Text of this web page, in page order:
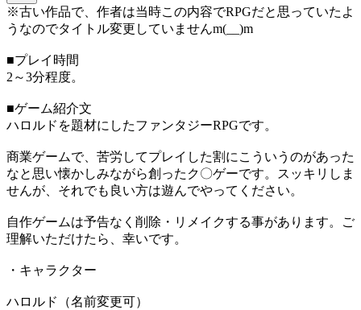
※古い作品で、作者は当時この内容でRPGだと思っていたよ
うなのでタイトル変更していませんm(__)m
■プレイ時間
2～3分程度。
■ゲーム紹介文
ハロルドを題材にしたファンタジーRPGです。
商業ゲームで、苦労してプレイした割にこういうのがあった
なと思い懐かしみながら創ったク〇ゲーです。スッキリしま
せんが、それでも良い方は遊んでやってください。
自作ゲームは予告なく削除・リメイクする事があります。ご
理解いただけたら、幸いです。
・キャラクター
ハロルド（名前変更可）